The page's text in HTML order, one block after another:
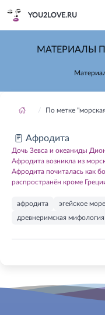
YOU2LOVE.RU
МАТЕРИАЛЫ
По метке
Афродита
Дочь Зевса и океаниды
Афродита возникла из
Афродита почиталась как
распространён кроме
афродита эгейское море
древнеримская мифология